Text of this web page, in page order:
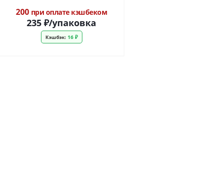
200 при оплате кэшбеком
235 ₽/упаковка
Кэшбэк:16 ₽